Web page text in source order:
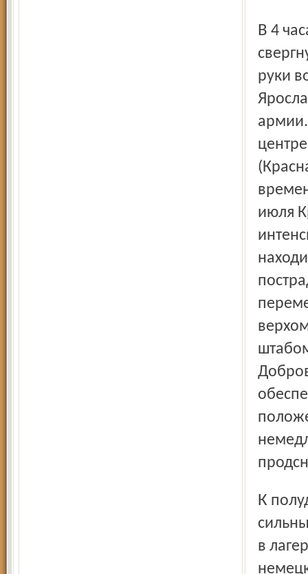
В 4 часа утра 6 июля в Ярославле была насильственно
руки
армии.
июля
К полудню 7 июля, когда лагерь уже находился под
в